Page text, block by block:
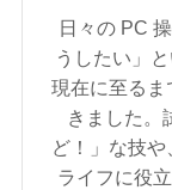
日々の PC
うしたい」
現在に至るま
きました。
ど！」な技
ライフに役